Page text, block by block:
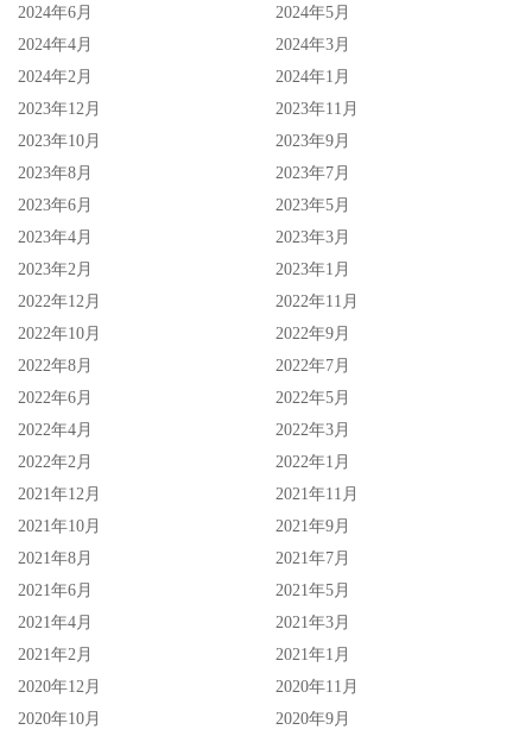
2024年6月
2024年5月
2024年4月
2024年3月
2024年2月
2024年1月
2023年12月
2023年11月
2023年10月
2023年9月
2023年8月
2023年7月
2023年6月
2023年5月
2023年4月
2023年3月
2023年2月
2023年1月
2022年12月
2022年11月
2022年10月
2022年9月
2022年8月
2022年7月
2022年6月
2022年5月
2022年4月
2022年3月
2022年2月
2022年1月
2021年12月
2021年11月
2021年10月
2021年9月
2021年8月
2021年7月
2021年6月
2021年5月
2021年4月
2021年3月
2021年2月
2021年1月
2020年12月
2020年11月
2020年10月
2020年9月